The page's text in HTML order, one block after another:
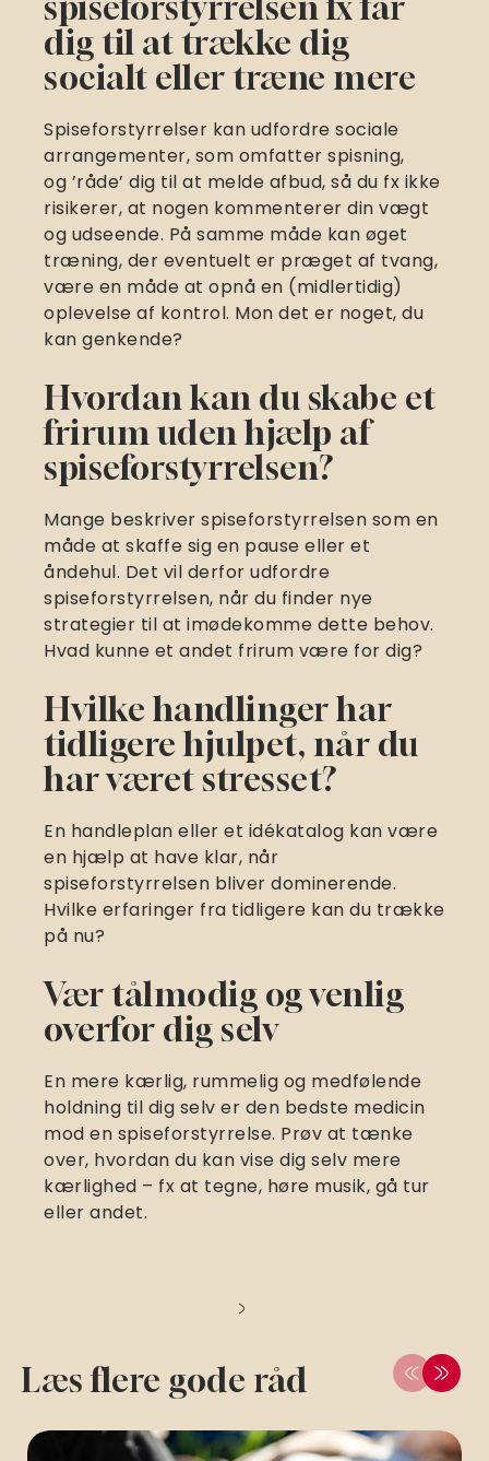
dig til at trække dig
socialt eller træne mere
Spiseforstyrrelser kan udfordre sociale
arrangementer, som omfatter spisning,
og ’råde’ dig til at melde afbud, så du fx ikke
risikerer, at nogen kommenterer din vægt
og udseende. På samme måde kan øget
træning, der eventuelt er præget af tvang,
være en måde at opnå en (midlertidig)
oplevelse af kontrol. Mon det er noget, du
kan genkende?
Hvordan kan du skabe et
frirum uden hjælp af
spiseforstyrrelsen?
Mange beskriver spiseforstyrrelsen som en
måde at skaffe sig en pause eller et
åndehul. Det vil derfor udfordre
spiseforstyrrelsen, når du finder nye
strategier til at imødekomme dette behov.
Hvad kunne et andet frirum være for dig?
Hvilke handlinger har
tidligere hjulpet, når du
har været stresset?
En handleplan eller et idékatalog kan være
en hjælp at have klar, når
spiseforstyrrelsen bliver dominerende.
Hvilke erfaringer fra tidligere kan du trække
på nu?
Vær tålmodig og venlig
overfor dig selv
En mere kærlig, rummelig og medfølende
holdning til dig selv er den bedste medicin
mod en spiseforstyrrelse. Prøv at tænke
over, hvordan du kan vise dig selv mere
kærlighed – fx at tegne, høre musik, gå tur
eller andet.
Læs flere gode råd